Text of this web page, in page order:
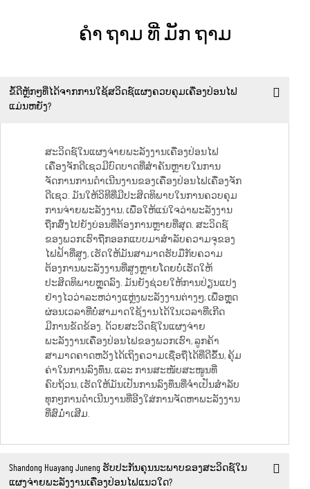
ຄໍາ ຖາມ ທີ່ ມັກ ຖາມ
ຂໍ້ດີຫຼັກໆທີ່ໄດ້ຈາກການໃຊ້ສວິດຊ໌ແຜງຄວບຄຸມເຄື່ອງປ່ອນໄຟ
ແມ່ນຫຍັງ?
ສະວິດຊ໌ໃນແຜງຈ່າຍພະລັງງານເຄື່ອງປ່ອນໄຟ
ເຄື່ອງຈັກດີເຊວມີບົດບາດທີ່ສຳຄັນຫຼາຍໃນການ
ຈັດການການດຳເນີນງານຂອງເຄື່ອງປ່ອນໄຟເຄື່ອງຈັກ
ດີເຊວ. ມັນໃຫ້ວິທີທີ່ມີປະສິດທິພາບໃນການຄວບຄຸມ
ການຈ່າຍພະລັງງານ, ເພື່ອໃຫ້ແນ່ໃຈວ່າພະລັງງານ
ຖືກສົ່ງໄປຍັງບ່ອນທີ່ຕ້ອງການຫຼາຍທີ່ສຸດ. ສະວິດຊ໌
ຂອງພວກເຮົາຖືກອອກແບບມາສຳລັບຄວາມຈຸຂອງ
ໄຟຟ້າທີ່ສູງ, ເຮັດໃຫ້ມັນສາມາດຮັບມືກັບຄວາມ
ຕ້ອງການພະລັງງານທີ່ສູງຫຼາຍໂດຍບໍ່ເຮັດໃຫ້
ປະສິດທິພາບຫຼຸດລົງ. ມັນຍັງຊ່ວຍໃຫ້ການປ່ຽນແປງ
ຢ່າງໄວວ່າລະຫວ່າງແຫຼ່ງພະລັງງານຕ່າງໆ, ເພື່ອຫຼຸດ
ຜ່ອນເວລາທີ່ບໍ່ສາມາດໃຊ້ງານໄດ້ໃນເວລາທີ່ເກີດ
ມີການຂັດຂ້ອງ. ດ້ວຍສະວິດຊ໌ໃນແຜງຈ່າຍ
ພະລັງງານເຄື່ອງປ່ອນໄຟຂອງພວກເຮົາ, ລູກຄ້າ
ສາມາດຄາດຫວັງໄດ້ເຖິງຄວາມເຊື່ອຖືໄດ້ທີ່ດີຂຶ້ນ, ຄຸ້ມ
ຄ່າໃນການລົງທຶນ, ແລະ ການສະໜັບສະໜູນທີ່
ຄົບຖ້ວນ, ເຮັດໃຫ້ມັນເປັນການລົງທຶນທີ່ຈຳເປັນສຳລັບ
ທຸກໆການດຳເນີນງານທີ່ອີງໃສ່ການຈັດຫາພະລັງງານ
ທີ່ສົມ່ຳເສີມ.
Shandong Huayang Juneng ຮັບປະກັນຄຸນນະພາບຂອງສະວິດຊ໌ໃນ
ແຜງຈ່າຍພະລັງງານເຄື່ອງປ່ອນໄຟແນວໃດ?